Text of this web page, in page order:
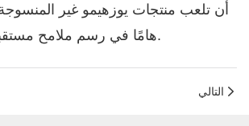
أن تلعب منتجات يوزهيمو غير
هامًا في رسم ملامح مستقبل صناعة السجاد.
التالي